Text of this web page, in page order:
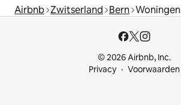
Airbnb Zwitserland Bern Woningen
© 2026 Airbnb, Inc.
Privacy
Voorwaarden